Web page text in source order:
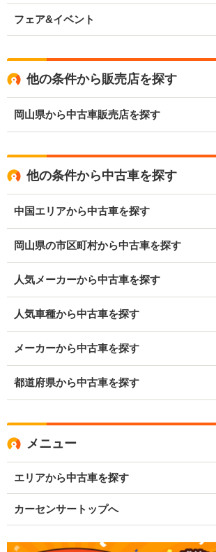
フェア&イベント
他の条件から販売店を探す
岡山県から中古車販売店を探す
他の条件から中古車を探す
中国エリアから中古車を探す
岡山県の市区町村から中古車を探す
人気メーカーから中古車を探す
人気車種から中古車を探す
メーカーから中古車を探す
都道府県から中古車を探す
メニュー
エリアから中古車を探す
カーセンサートップへ